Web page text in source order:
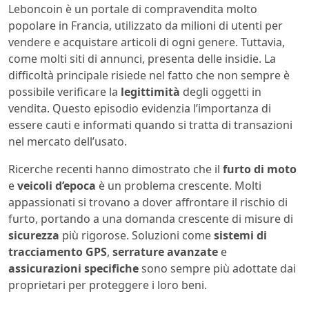
Leboncoin è un portale di compravendita molto
popolare in Francia, utilizzato da milioni di utenti per
vendere e acquistare articoli di ogni genere. Tuttavia,
come molti siti di annunci, presenta delle insidie. La
difficoltà principale risiede nel fatto che non sempre è
possibile verificare la legittimità degli oggetti in
vendita. Questo episodio evidenzia l’importanza di
essere cauti e informati quando si tratta di transazioni
nel mercato dell’usato.
Ricerche recenti hanno dimostrato che il furto di moto
eveicoli d’epoca è un problema crescente. Molti
appassionati si trovano a dover affrontare il rischio di
furto, portando a una domanda crescente di misure di
sicurezza più rigorose. Soluzioni comesistemi di
tracciamento GPS, serrature avanzate e
assicurazioni specifichesono sempre più adottate dai
proprietari per proteggere i loro beni.